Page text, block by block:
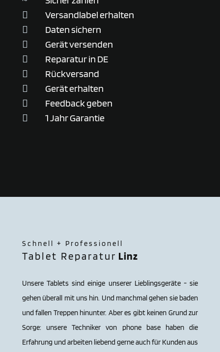
 Versandlabel erhalten
 Daten sichern
 Gerät versenden
 Reparatur in DE
 Rückversand
 Gerät erhalten
 Feedback geben
 1 Jahr Garantie
Schnell + Professionell
Tablet Reparatur Linz
Unsere Tablets sind einige unserer Lieblingsgeräte - sie
gehen überall mit uns hin. Und manchmal gehen sie baden
und fallen Treppen hinunter. Aber es gibt keinen Grund zur
Sorge: unsere Techniker von phone base haben die
Erfahrung und arbeiten liebend gerne auch für Kunden aus